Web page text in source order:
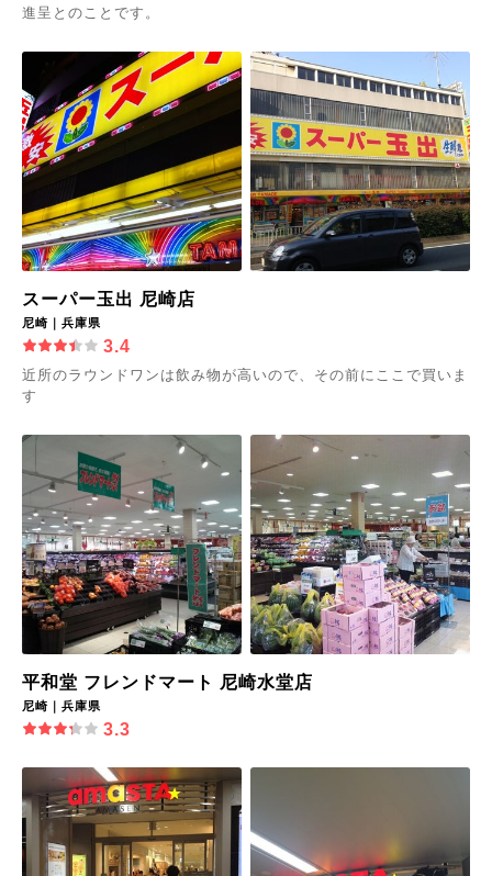
進呈とのことです。
スーパー玉出 尼崎店
尼崎｜兵庫県
3.4
近所のラウンドワンは飲み物が高いので、その前にここで買いま
す
平和堂 フレンドマート 尼崎水堂店
尼崎｜兵庫県
3.3